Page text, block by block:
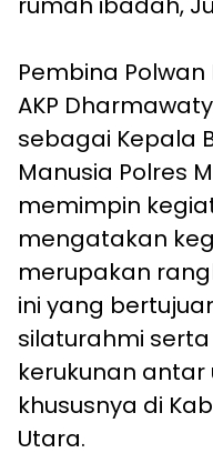
Pembina
AKP
sebagai Kepala
Manusia Polres
memimpin
mengatakan
merupakan
ini yang
silaturahmi
kerukunan
khususnya di
Utara.